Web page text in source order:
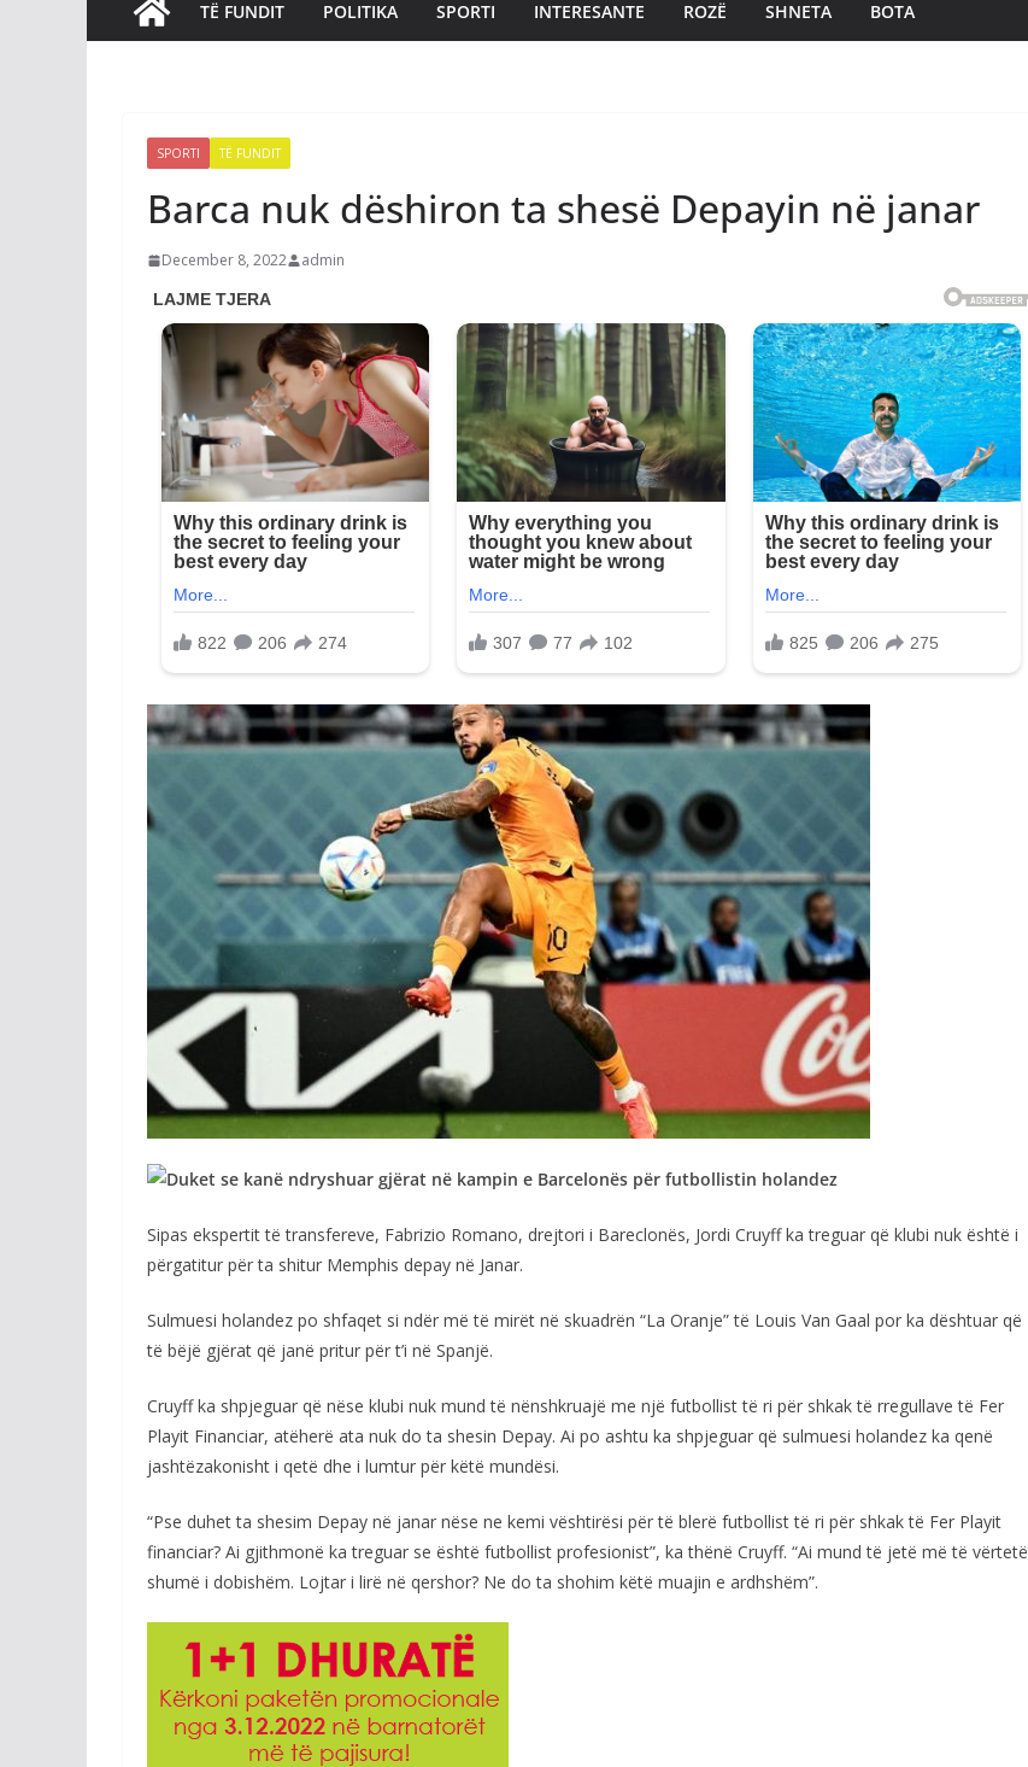
TË FUNDIT POLITIKA SPORTI INTERESANTE ROZË SHNETA BOTA
SPORTI TË FUNDIT
Barca nuk dëshiron ta shesë Depayin në janar
December 8, 2022 admin
Duket se kanë ndryshuar gjërat në kampin e Barcelonës për futbollistin holandez
Sipas ekspertit të transfereve, Fabrizio Romano, drejtori i Bareclonës, Jordi Cruyff ka treguar që klubi nuk është i
përgatitur për ta shitur Memphis depay në Janar.
Sulmuesi holandez po shfaqet si ndër më të mirët në skuadrën “La Oranje” të Louis Van Gaal por ka dështuar që
të bëjë gjërat që janë pritur për t’i në Spanjë.
Cruyff ka shpjeguar që nëse klubi nuk mund të nënshkruajë me një futbollist të ri për shkak të rregullave të Fer
Playit Financiar, atëherë ata nuk do ta shesin Depay. Ai po ashtu ka shpjeguar që sulmuesi holandez ka qenë
jashtëzakonisht i qetë dhe i lumtur për këtë mundësi.
“Pse duhet ta shesim Depay në janar nëse ne kemi vështirësi për të blerë futbollist të ri për shkak të Fer Playit
financiar? Ai gjithmonë ka treguar se është futbollist profesionist”, ka thënë Cruyff. “Ai mund të jetë më të vërtetë
shumë i dobishëm. Lojtar i lirë në qershor? Ne do ta shohim këtë muajin e ardhshëm”.